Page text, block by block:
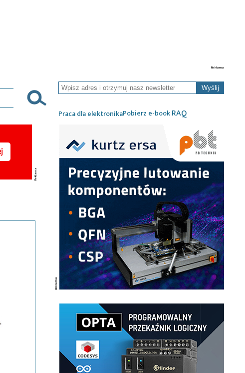
Wyślij
Praca dla elektronikaPobierz e-bookRAQ